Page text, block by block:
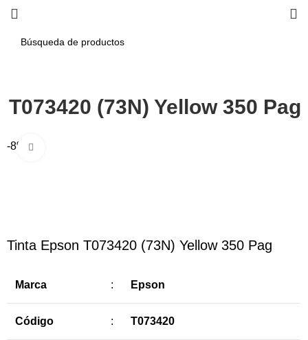
(73N) Yellow 350 Pag
-8%
Tinta Epson T073420 (73N) Yellow 350 Pag
Marca : Epson
Código : T073420